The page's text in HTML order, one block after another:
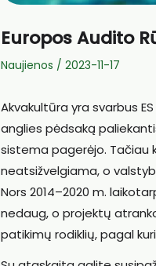
Europos Audito
Naujienos / 2023-11-17
Akvakultūra yra svarbus
anglies pėdsaką
sistema pagerėjo. Tačiau
neatsižvelgiama, o
Nors 2014–2020 m.
nedaug, o projektų
patikimų rodiklių, pagal